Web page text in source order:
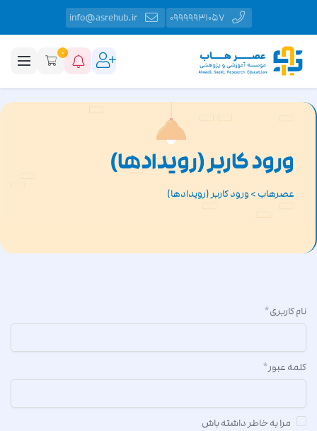
09999931057
info@asrehub.ir
0
ورود کاربر (رویدادها)
عصرهاب > ورود کاربر (رویدادها)
نام کاربری*
کلمه عبور*
مرا به خاطر داشته باش